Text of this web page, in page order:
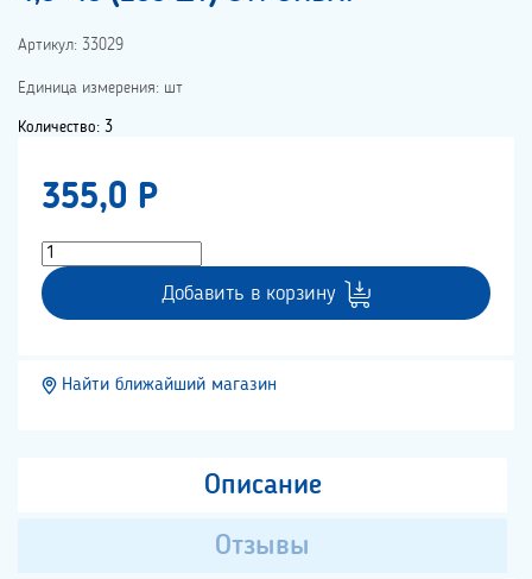
Артикул: 33029
Единица измерения: шт
Количество: 3
355,0 P
Добавить в корзину
Найти ближайший магазин
Описание
Отзывы